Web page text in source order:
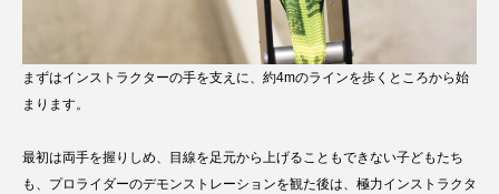
まずはインストラクターの手を支えに、約4mのラインを歩くところから始
まります。
最初は両手を握りしめ、目線を足元から上げることもできない子どもたち
も、プロライダーのデモンストレーションを観た後は、極力インストラクタ